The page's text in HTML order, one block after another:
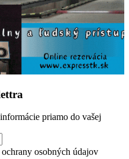
priamo do vašej
osobných údajov